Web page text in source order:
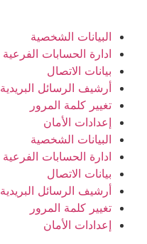
البيانات الشخصية
ادارة الحسابات الفرعية
بيانات الاتصال
أرشيف الرسائل البريدية
تغيير كلمة المرور
إعدادات الأمان
البيانات الشخصية
ادارة الحسابات الفرعية
بيانات الاتصال
أرشيف الرسائل البريدية
تغيير كلمة المرور
إعدادات الأمان